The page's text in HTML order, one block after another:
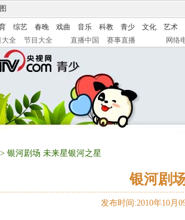
综艺 春晚 戏曲 音乐 科教 青少 文化
艺术
大全 节目大全 直播中国 赛事直播 网络
> 银河剧场 未来星银河之星
银河剧
发布时间:2010年10月